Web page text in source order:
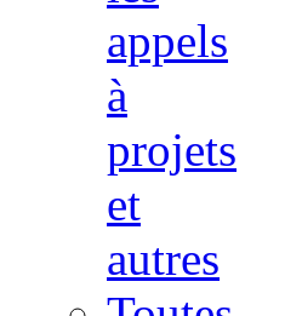
appels
à
projets
et
autres